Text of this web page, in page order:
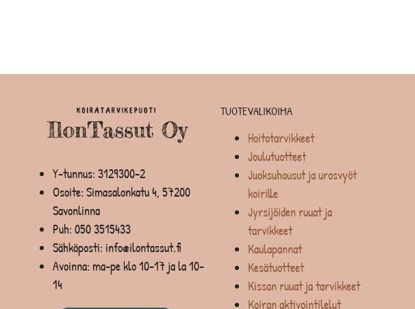
Y-tunnus: 3129300-2
Osoite: Simasalonkatu 4, 57200
Savonlinna
Puh: 050 3515433
Sähköposti: info@ilontassut.fi
Avoinna: ma-pe klo 10-17 ja la 10-
14
TUOTEVALIKOIMA
Hoitotarvikkeet
Joulutuotteet
Juoksuhousut ja urosvyöt
koirille
Jyrsijöiden ruuat ja
tarvikkeet
Kaulapannat
Kesätuotteet
Kissan ruuat ja tarvikkeet
Koiran aktivointilelut